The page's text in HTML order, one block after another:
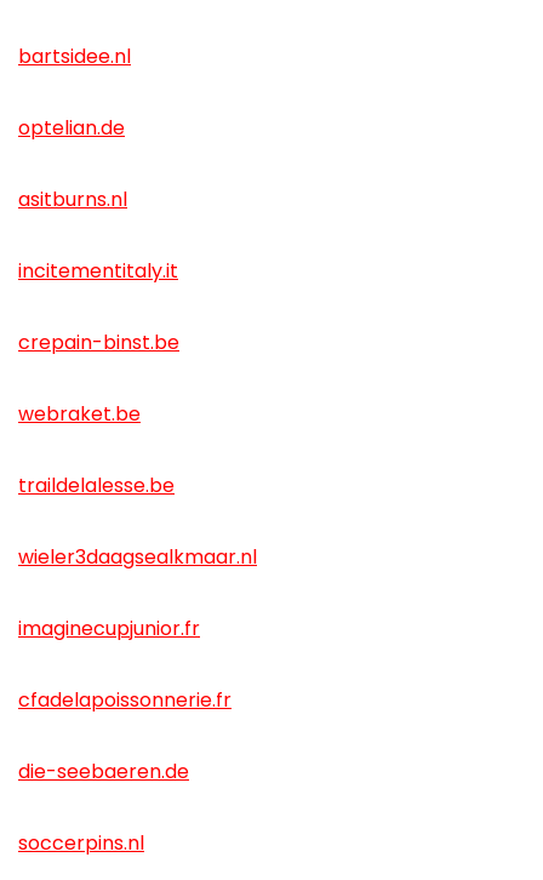
bartsidee.nl
optelian.de
asitburns.nl
incitementitaly.it
crepain-binst.be
webraket.be
traildelalesse.be
wieler3daagsealkmaar.nl
imaginecupjunior.fr
cfadelapoissonnerie.fr
die-seebaeren.de
soccerpins.nl